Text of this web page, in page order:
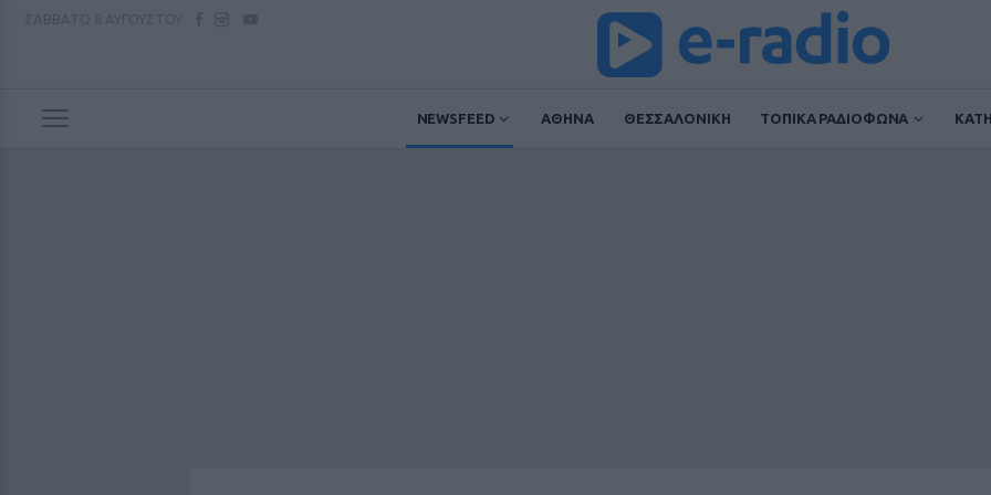
NEWSFEED ΑΘΗΝΑ ΘΕΣΣΑΛΟΝΙΚΗ ΤΟΠΙΚΑ ΡΑΔΙΟΦΩΝΑ